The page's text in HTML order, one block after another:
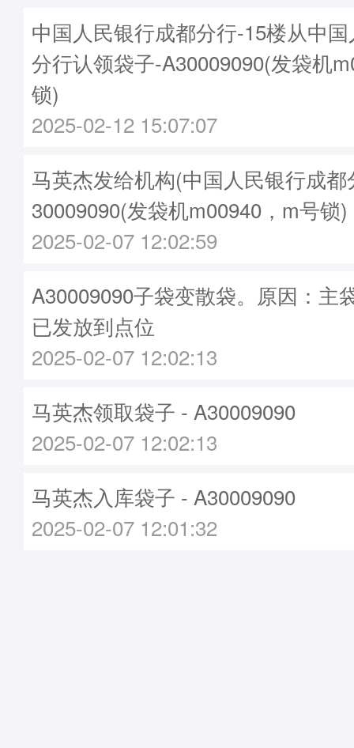
中国人民银行成都分行-15楼从中
分行认领袋子-A30009090(发袋机
锁)
2025-02-12 15:07:07
马英杰发给机构(中国人民银行成
30009090(发袋机m00940，m号锁)
2025-02-07 12:02:59
A30009090子袋变散袋。原因：主
已发放到点位
2025-02-07 12:02:13
马英杰领取袋子 - A30009090
2025-02-07 12:02:13
马英杰入库袋子 - A30009090
2025-02-07 12:01:32